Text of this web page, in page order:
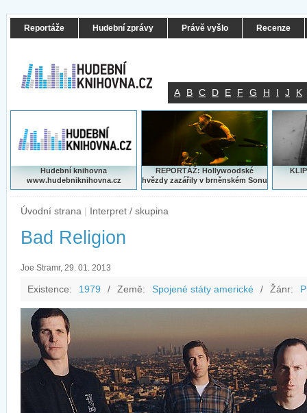
Reportáže Hudební zprávy Právě vyšlo Recenze
A B C D E F G H I J K
Hudební knihovna
www.hudebniknihovna.cz
REPORTÁŽ: Hollywoodské
hvězdy zazářily v brněnském Sonu
Úvodní strana | Interpret / skupina
Bad Religion
Joe Stramr, 29. 01. 2013
Existence: 1979 / Země: Spojené státy americké / Žánr: